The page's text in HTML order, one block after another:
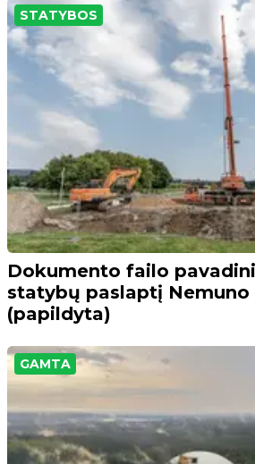
STATYBOS
Dokumento failo
statybų paslaptį Nemuno
(papildyta)
GAMTA